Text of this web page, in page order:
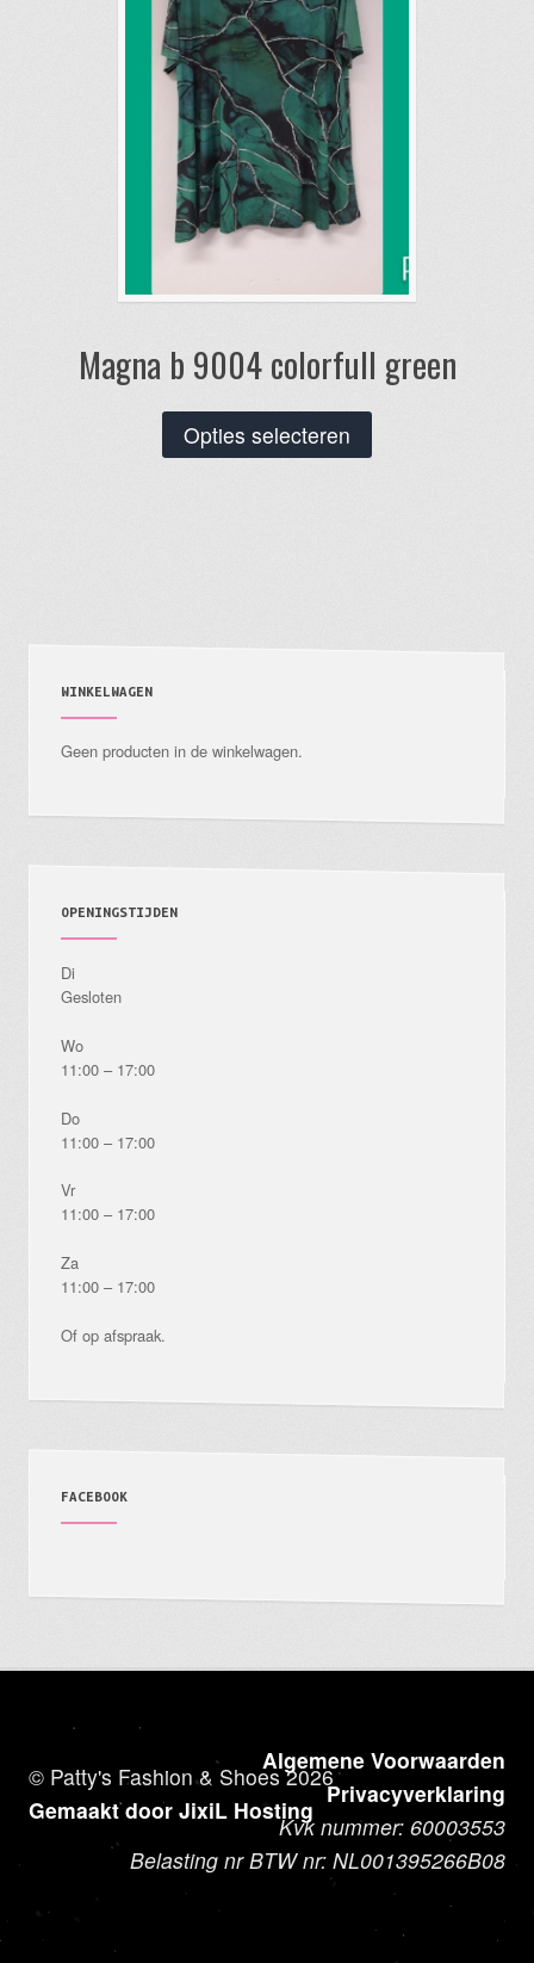
Magna b 9004 colorfull green
Opties selecteren
product
productpagina
WINKELWAGEN
Geen producten in de winkelwagen.
OPENINGSTIJDEN
Di
Gesloten
Wo
11:00 – 17:00
Do
11:00 – 17:00
Vr
11:00 – 17:00
Za
11:00 – 17:00
Of op afspraak.
FACEBOOK
© Patty's Fashion & Shoes 2026
Gemaakt door JixiL Hosting
Algemene Voorwaarden
Privacyverklaring
Kvk nummer: 60003553
Belasting nr BTW nr: NL001395266B08